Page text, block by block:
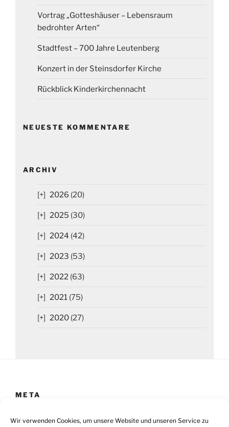
Wir verwenden Cookies, um unsere Website und unseren Service zu
Vortrag „Gotteshäuser – Lebensraum
bedrohter Arten“
Stadtfest – 700 Jahre Leutenberg
Konzert in der Steinsdorfer Kirche
Rückblick Kinderkirchennacht
NEUESTE KOMMENTARE
ARCHIV
2026 (20)
2025 (30)
2024 (42)
2023 (53)
2022 (63)
2021 (75)
2020 (27)
META
Impressum